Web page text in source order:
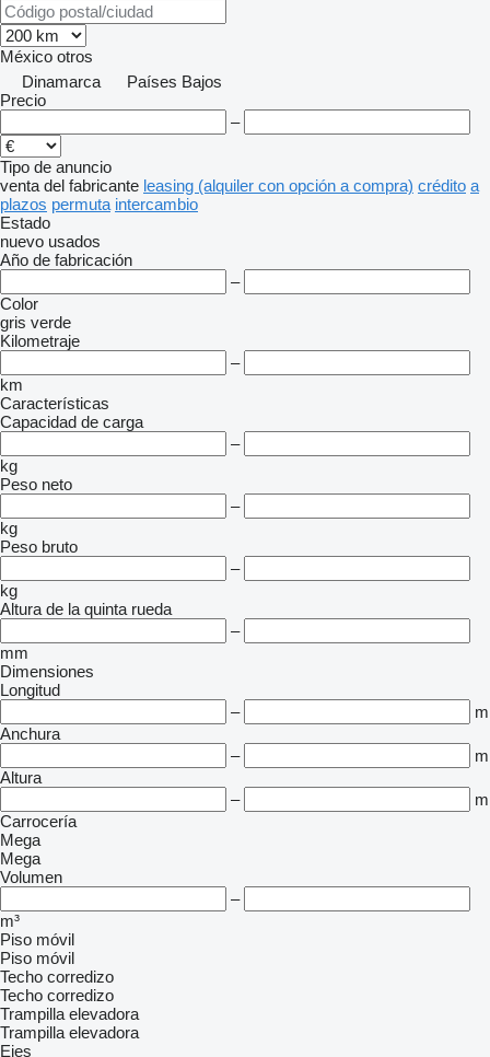
México otros
Dinamarca
Países Bajos
Precio
–
Tipo de anuncio
venta del fabricante leasing (alquiler con opción a compra) crédito a
plazos permuta intercambio
Estado
nuevo usados
Año de fabricación
–
Color
gris verde
Kilometraje
–
km
Características
Capacidad de carga
–
kg
Peso neto
–
kg
Peso bruto
–
kg
Altura de la quinta rueda
–
mm
Dimensiones
Longitud
–
m
Anchura
–
m
Altura
–
m
Carrocería
Mega
Mega
Volumen
–
m³
Piso móvil
Piso móvil
Techo corredizo
Techo corredizo
Trampilla elevadora
Trampilla elevadora
Ejes